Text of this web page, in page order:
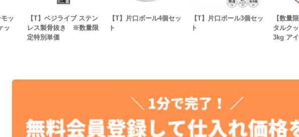
ッ
ッ
【T】ベジライブ ステン
レス製骨抜き ※数量限
定特別単価
【T】片口ボール4個セッ
ト
【T】片口ボール3個セッ
ト
【数量
タルク
3kg ア